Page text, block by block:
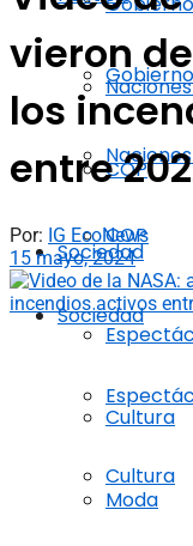
COP
Sociedad
Cultura
Moda
COP
Sociedad
Cultura
vieron
los
entre
Por: IG EcoNews
15 mayo, 2024